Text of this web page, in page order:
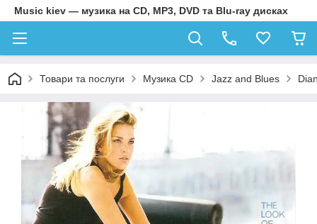
Music kiev — музика на CD, MP3, DVD та Blu-ray дисках
Товари та послуги Музика CD Jazz and Blues